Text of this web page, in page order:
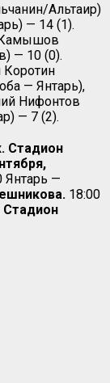
Альтаир)
— 14 (1).
Камышов
— 10 (0).
— Янтарь),
Нифонтов
— 7 (2).
Стадион
Янтарь —
18:00
Стадион